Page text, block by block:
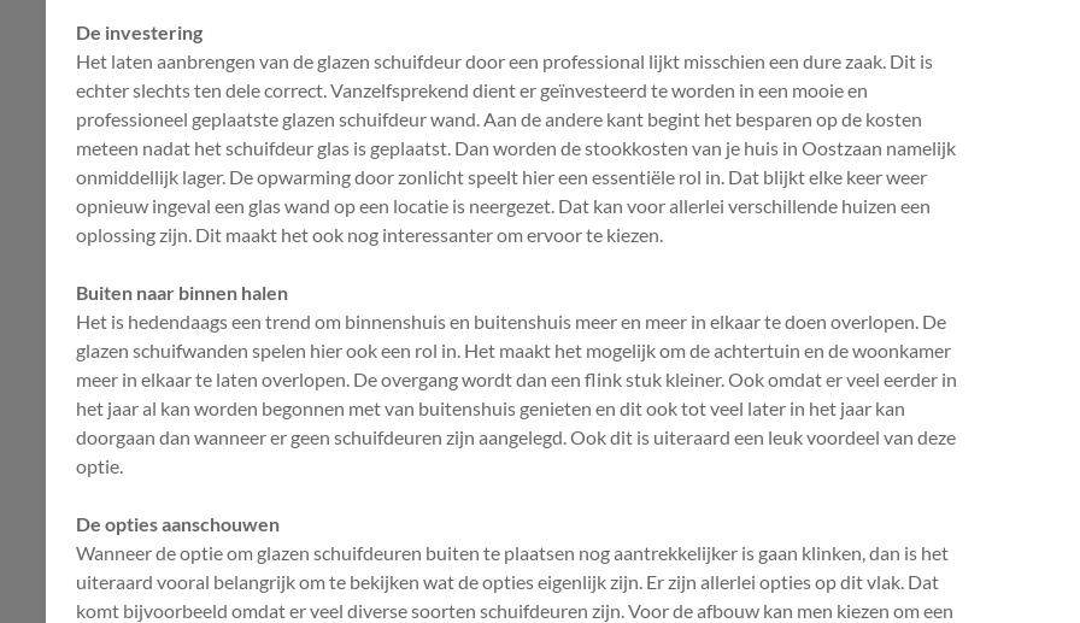
De investering
Het laten aanbrengen van de glazen schuifdeur door een professional lijkt misschien een dure zaak. Dit is
echter slechts ten dele correct. Vanzelfsprekend dient er geïnvesteerd te worden in een mooie en
professioneel geplaatste glazen schuifdeur wand. Aan de andere kant begint het besparen op de kosten
meteen nadat het schuifdeur glas is geplaatst. Dan worden de stookkosten van je huis in Oostzaan namelijk
onmiddellijk lager. De opwarming door zonlicht speelt hier een essentiële rol in. Dat blijkt elke keer weer
opnieuw ingeval een glas wand op een locatie is neergezet. Dat kan voor allerlei verschillende huizen een
oplossing zijn. Dit maakt het ook nog interessanter om ervoor te kiezen.
Buiten naar binnen halen
Het is hedendaags een trend om binnenshuis en buitenshuis meer en meer in elkaar te doen overlopen. De
glazen schuifwanden spelen hier ook een rol in. Het maakt het mogelijk om de achtertuin en de woonkamer
meer in elkaar te laten overlopen. De overgang wordt dan een flink stuk kleiner. Ook omdat er veel eerder in
het jaar al kan worden begonnen met van buitenshuis genieten en dit ook tot veel later in het jaar kan
doorgaan dan wanneer er geen schuifdeuren zijn aangelegd. Ook dit is uiteraard een leuk voordeel van deze
optie.
De opties aanschouwen
Wanneer de optie om glazen schuifdeuren buiten te plaatsen nog aantrekkelijker is gaan klinken, dan is het
uiteraard vooral belangrijk om te bekijken wat de opties eigenlijk zijn. Er zijn allerlei opties op dit vlak. Dat
komt bijvoorbeeld omdat er veel diverse soorten schuifdeuren zijn. Voor de afbouw kan men kiezen om een